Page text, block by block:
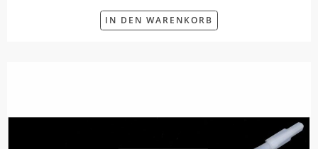
IN DEN WARENKORB